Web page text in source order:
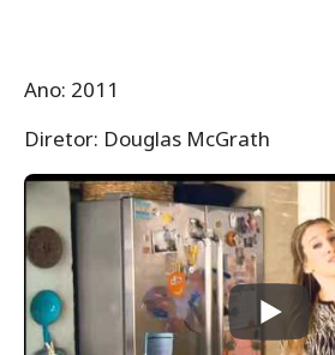
Ano: 2011
Diretor: Douglas McGrath